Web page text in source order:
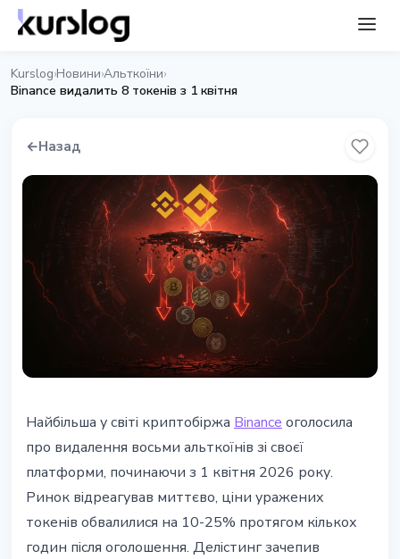
Kurslog›Новини›Альткоїни›
Binance видалить 8 токенів з 1 квітня
←Назад
Binance видалить 8 токенів з 1
квітня - ціни впали до 25%
20 березня 2026 р.2 хв читання
Наталія Дорофєєва
Найбільша у світі криптобіржа Binanceоголосила
про видалення восьми альткоїнів зі своєї
платформи, починаючи з 1 квітня 2026 року.
Ринок відреагував миттєво, ціни уражених
токенів обвалилися на 10-25% протягом кількох
годин після оголошення. Делістинг зачепив